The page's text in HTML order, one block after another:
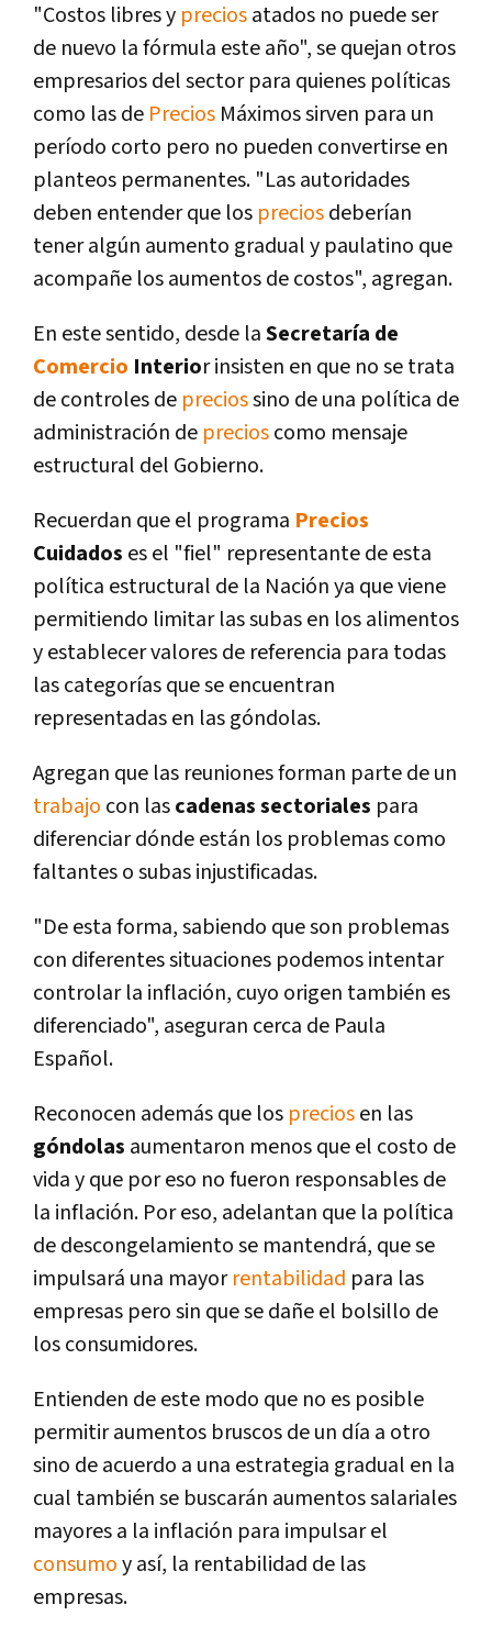
"Costos libres y preciosatados no puede ser
de nuevo la fórmula este año", se quejan otros
empresarios del sector para quienes políticas
como las de Precios Máximos sirven para un
período corto pero no pueden convertirse en
planteos permanentes. "Las autoridades
deben entender que los preciosdeberían
tener algún aumento gradual y paulatino que
acompañe los aumentos de costos", agregan.
En este sentido, desde laSecretaría de
Comercio Interior insisten en que no se trata
de controles de preciossino de una política de
administración de precioscomo mensaje
estructural del Gobierno.
Recuerdan que el programa Precios
Cuidados es el "fiel" representante de esta
política estructural de la Nación ya que viene
permitiendo limitar las subas en los alimentos
y establecer valores de referencia para todas
las categorías que se encuentran
representadas en las góndolas.
Agregan que las reuniones forman parte de un
trabajo con lascadenas sectoriales para
diferenciar dónde están los problemas como
faltantes o subas injustificadas.
"De esta forma, sabiendo que son problemas
con diferentes situaciones podemos intentar
controlar la inflación, cuyo origen también es
diferenciado", aseguran cerca de Paula
Español.
Reconocen además que los preciosen las
góndolas aumentaron menos que el costo de
vida y que por eso no fueron responsables de
la inflación. Por eso, adelantan que la política
de descongelamiento se mantendrá, que se
impulsará una mayorrentabilidad para las
empresas pero sin que se dañe el bolsillo de
los consumidores.
Entienden de este modo que no es posible
permitir aumentos bruscos de un día a otro
sino de acuerdo a una estrategia gradual en la
cual también se buscarán aumentos salariales
mayores a la inflación para impulsar el
consumoy así, la rentabilidad de las
empresas.